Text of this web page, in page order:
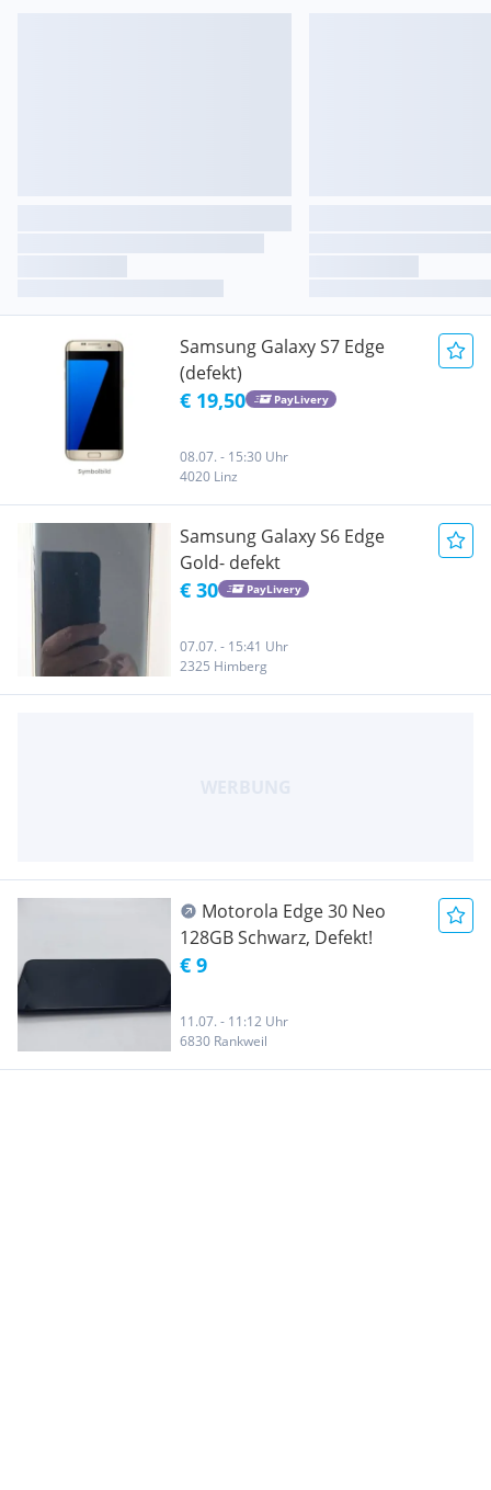
Samsung Galaxy S7 Edge
(defekt)
€ 19,50 PayLivery
08.07. - 15:30 Uhr
4020 Linz
Samsung Galaxy S6 Edge
Gold- defekt
€ 30 PayLivery
07.07. - 15:41 Uhr
2325 Himberg
Motorola Edge 30 Neo
128GB Schwarz, Defekt!
€ 9
11.07. - 11:12 Uhr
6830 Rankweil